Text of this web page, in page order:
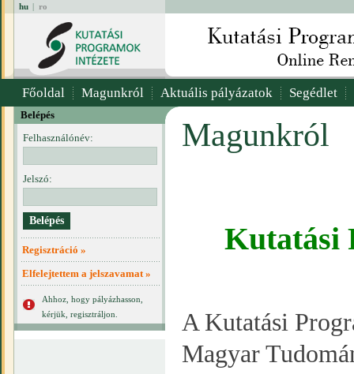
hu | ro
Főoldal Magunkról Aktuális pályázatok Segédlet
Belépés
Felhasználónév:
Jelszó:
Regisztráció »
Elfelejtettem a jelszavamat »
Ahhoz, hogy pályázhasson,
kérjük, regisztráljon.
Magunkról
Kutatási
A Kutatási
Magyar